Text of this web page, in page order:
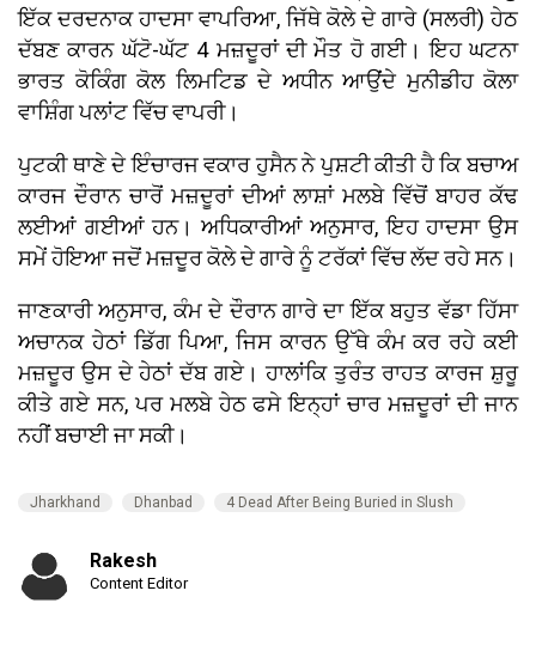
ਇੱਕ ਦਰਦਨਾਕ ਹਾਦਸਾ ਵਾਪਰਿਆ, ਜਿੱਥੇ ਕੋਲੇ ਦੇ ਗਾਰੇ (ਸਲਰੀ) ਹੇਠ
ਦੱਬਣ ਕਾਰਨ ਘੱਟੋ-ਘੱਟ 4 ਮਜ਼ਦੂਰਾਂ ਦੀ ਮੌਤ ਹੋ ਗਈ। ਇਹ ਘਟਨਾ
ਭਾਰਤ ਕੋਕਿੰਗ ਕੋਲ ਲਿਮਟਿਡ ਦੇ ਅਧੀਨ ਆਉਂਦੇ ਮੁਨੀਡੀਹ ਕੋਲਾ
ਵਾਸ਼ਿੰਗ ਪਲਾਂਟ ਵਿੱਚ ਵਾਪਰੀ।
ਪੁਟਕੀ ਥਾਣੇ ਦੇ ਇੰਚਾਰਜ ਵਕਾਰ ਹੁਸੈਨ ਨੇ ਪੁਸ਼ਟੀ ਕੀਤੀ ਹੈ ਕਿ ਬਚਾਅ
ਕਾਰਜ ਦੌਰਾਨ ਚਾਰੋਂ ਮਜ਼ਦੂਰਾਂ ਦੀਆਂ ਲਾਸ਼ਾਂ ਮਲਬੇ ਵਿੱਚੋਂ ਬਾਹਰ ਕੱਢ
ਲਈਆਂ ਗਈਆਂ ਹਨ। ਅਧਿਕਾਰੀਆਂ ਅਨੁਸਾਰ, ਇਹ ਹਾਦਸਾ ਉਸ
ਸਮੇਂ ਹੋਇਆ ਜਦੋਂ ਮਜ਼ਦੂਰ ਕੋਲੇ ਦੇ ਗਾਰੇ ਨੂੰ ਟਰੱਕਾਂ ਵਿੱਚ ਲੱਦ ਰਹੇ ਸਨ।
ਜਾਣਕਾਰੀ ਅਨੁਸਾਰ, ਕੰਮ ਦੇ ਦੌਰਾਨ ਗਾਰੇ ਦਾ ਇੱਕ ਬਹੁਤ ਵੱਡਾ ਹਿੱਸਾ
ਅਚਾਨਕ ਹੇਠਾਂ ਡਿੱਗ ਪਿਆ, ਜਿਸ ਕਾਰਨ ਉੱਥੇ ਕੰਮ ਕਰ ਰਹੇ ਕਈ
ਮਜ਼ਦੂਰ ਉਸ ਦੇ ਹੇਠਾਂ ਦੱਬ ਗਏ। ਹਾਲਾਂਕਿ ਤੁਰੰਤ ਰਾਹਤ ਕਾਰਜ ਸ਼ੁਰੂ
ਕੀਤੇ ਗਏ ਸਨ, ਪਰ ਮਲਬੇ ਹੇਠ ਫਸੇ ਇਨ੍ਹਾਂ ਚਾਰ ਮਜ਼ਦੂਰਾਂ ਦੀ ਜਾਨ
ਨਹੀਂ ਬਚਾਈ ਜਾ ਸਕੀ।
Jharkhand Dhanbad 4 Dead After Being Buried in Slush
Rakesh
Content Editor